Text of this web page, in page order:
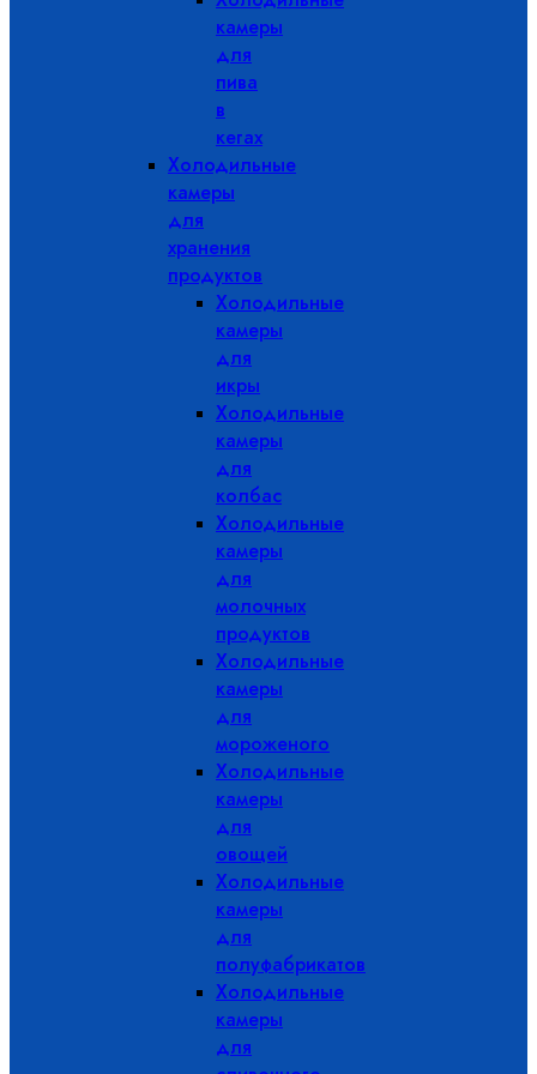
камеры
для
пива
в
кегах
Холодильные
камеры
для
хранения
продуктов
Холодильные
камеры
для
икры
Холодильные
камеры
для
колбас
Холодильные
камеры
для
молочных
продуктов
Холодильные
камеры
для
мороженого
Холодильные
камеры
для
овощей
Холодильные
камеры
для
полуфабрикатов
Холодильные
камеры
для